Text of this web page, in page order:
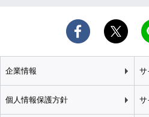
企業情報 サ
個人情報保護方針 サ